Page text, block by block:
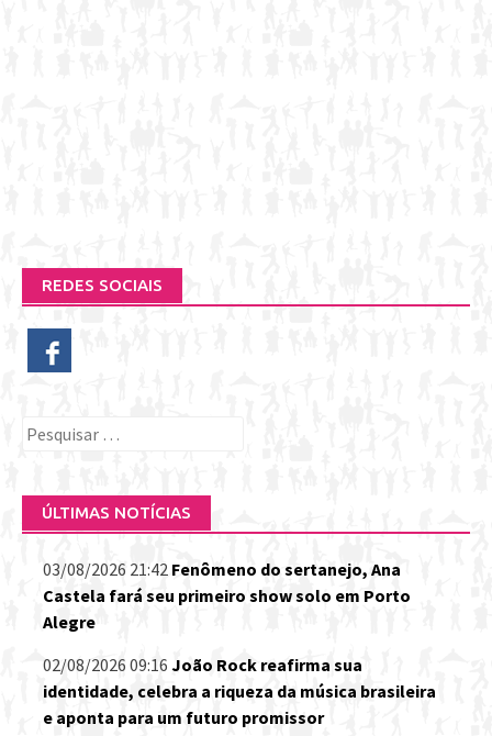
REDES SOCIAIS
Pesquisar
ÚLTIMAS NOTÍCIAS
03/08/2026 21:42 Fenômeno do sertanejo, Ana
Castela fará seu primeiro show solo em Porto
Alegre
02/08/2026 09:16 João Rock reafirma sua
identidade, celebra a riqueza da música brasileira
e aponta para um futuro promissor